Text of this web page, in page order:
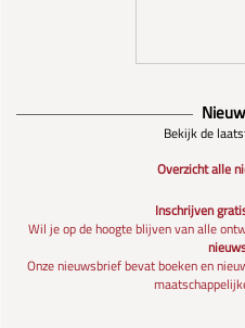
Bekijk de
Overzicht alle
Inschrijven
Wil je op de hoogte blijven van alle
Onze nieuwsbrief bevat boeken en